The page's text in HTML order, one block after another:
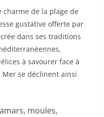
de la plage de
gustative offerte par
dans ses traditions
à savourer face à
Mer se déclinent ainsi
moules,